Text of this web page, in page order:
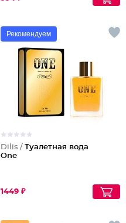
Рекомендуем
Dilis / Туалетная вода
One
1449 ₽